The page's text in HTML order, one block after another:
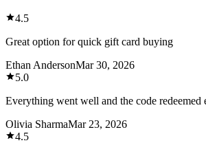
4.5
Great option for quick gift card buying
Ethan AndersonMar 30, 2026
5.0
Everything went well and the code redeemed
Olivia SharmaMar 23, 2026
4.5